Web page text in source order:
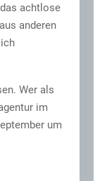
achtlose
anderen
Wer als
im
um